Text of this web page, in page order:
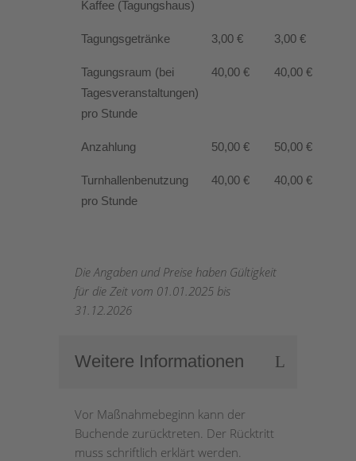
Kaffee (Tagungshaus)
Tagungsgetränke 3,00 € 3,00 €
Tagungsraum (bei
Tagesveranstaltungen)
pro Stunde
40,00 € 40,00 €
Anzahlung 50,00 € 50,00 €
Turnhallenbenutzung
pro Stunde
40,00 € 40,00 €
Die Angaben und Preise haben Gültigkeit
für die Zeit vom 01.01.2025 bis
31.12.2026
Weitere Informationen
Vor Maßnahmebeginn kann der
Buchende zurücktreten. Der Rücktritt
muss schriftlich erklärt werden.